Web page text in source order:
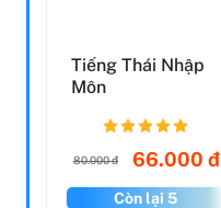
Tiếng Thái Nhập
Môn
80.000 đ 66.000 đ
Còn lại 5